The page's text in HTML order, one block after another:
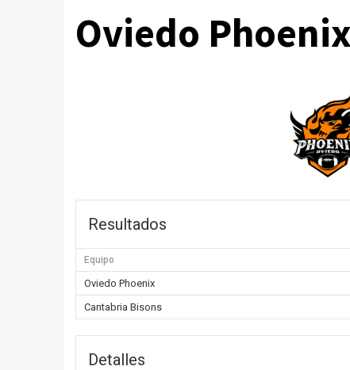
Oviedo
Resultados
Equipo
Oviedo Phoenix
Cantabria Bisons
Detalles